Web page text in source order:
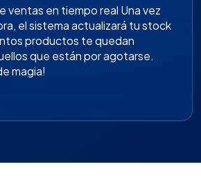
ventas en tiempo real Una vez
el sistema actualizará tu stock
productos te quedan
que están por agotarse.
magia!